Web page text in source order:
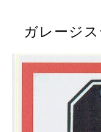
ガレージ